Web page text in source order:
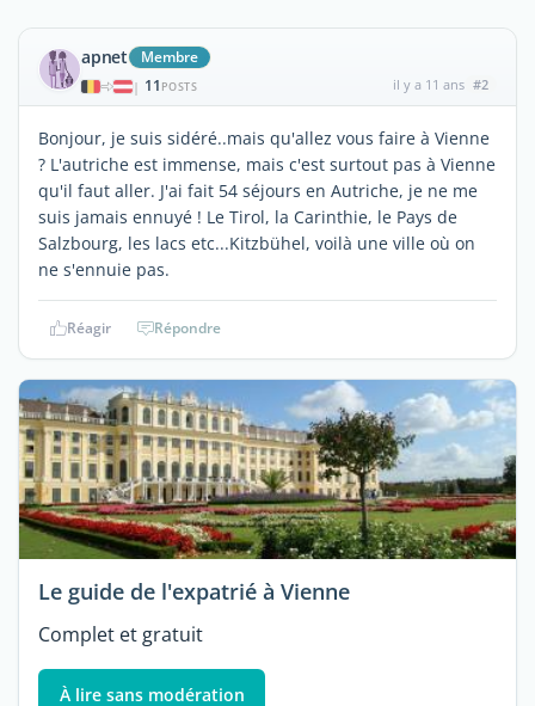
apnet Membre
| 11 POSTS il y a 11 ans #2
Bonjour, je suis sidéré..mais qu'allez vous faire à Vienne
? L'autriche est immense, mais c'est surtout pas à Vienne
qu'il faut aller. J'ai fait 54 séjours en Autriche, je ne me
suis jamais ennuyé ! Le Tirol, la Carinthie, le Pays de
Salzbourg, les lacs etc...Kitzbühel, voilà une ville où on
ne s'ennuie pas.
Réagir Répondre
Le guide de l'expatrié à Vienne
Complet et gratuit
À lire sans modération